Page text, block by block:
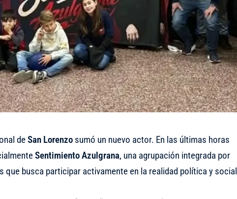
deSan Lorenzo sumó un nuevo actor. En las últimas horas
Sentimiento Azulgrana, una agrupación integrada por
que busca participar activamente en la realidad política y social